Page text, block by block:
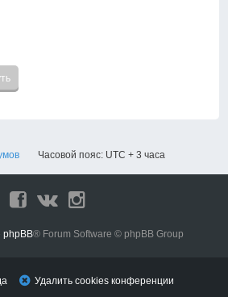
Часовой пояс: UTC + 3 часа
phpBB® Forum Software © phpBB Group
Удалить cookies конференции